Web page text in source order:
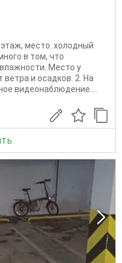
место. холодный
в том, что
Место у
и осадков. 2. На
видеонаблюдение....